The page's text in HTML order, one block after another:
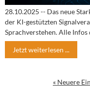
28.10.2025 -- Das neue
der KI-gestützten
Sprachverstehen. Alle Infos
Jetzt weiterlesen ...
« Neuere